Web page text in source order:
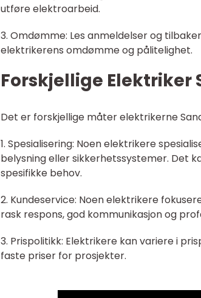
utføre elektroarbeid.
3. Omdømme: Les anmeldelser og
elektrikerens omdømme og pålitelighet.
Forskjellige Elektriker
Det er forskjellige måter elektrikerne
1. Spesialisering: Noen elektrikere
belysning eller sikkerhetssystemer. Det
spesifikke behov.
2. Kundeservice: Noen elektrikere
rask respons, god kommunikasjon og
3. Prispolitikk: Elektrikere kan variere i
faste priser for prosjekter.